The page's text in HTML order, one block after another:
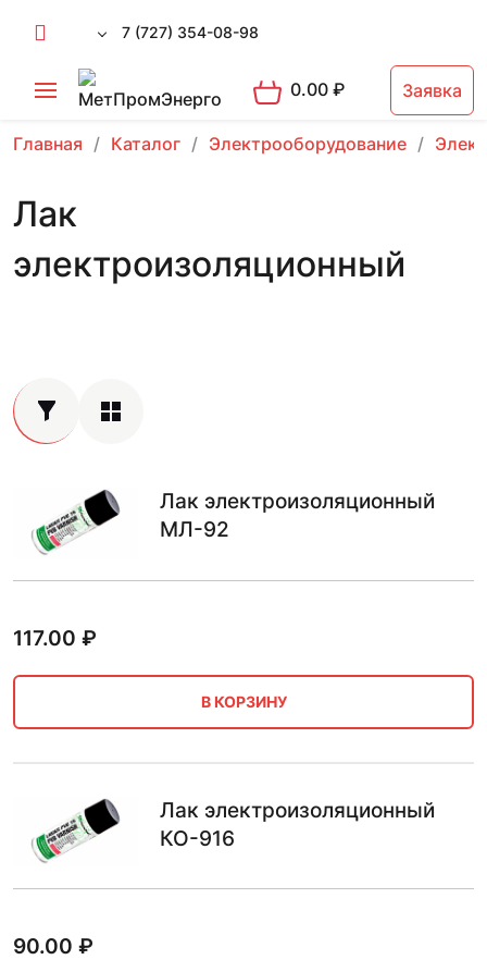
7 (727) 354-08-98
0.00₽ Заявка
Главная Каталог Электрооборудование
Лак
электроизоляционный
Лак электроизоляционный
МЛ-92
117.00 ₽
В КОРЗИНУ
Лак электроизоляционный
КО-916
90.00 ₽